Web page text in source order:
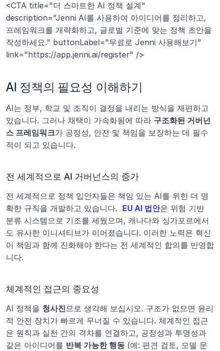
<CTA title="더 스마트한 AI 정책 설계"
description="Jenni AI를 사용하여 아이디어를 정리하고,
프레임워크를 개략화하고, 글로벌 기준에 맞는 정책 초안을
작성하세요." buttonLabel="무료로 Jenni 사용해보기"
link="https://app.jenni.ai/register" />
AI 정책의 필요성 이해하기
AI는 정부, 학교 및 조직이 결정을 내리는 방식을 재편하고
있습니다. 그러나 채택이 가속화됨에 따라 구조화된 거버넌
스 프레임워크가 공정성, 안전 및 책임을 보장하는 데 필수
적이 되고 있습니다.
전 세계적으로 AI 거버넌스의 증가
전 세계적으로 정책 입안자들은 책임 있는 AI를 위한 더 명
확한 규칙을 개발하고 있습니다. EU AI 법안은 위험 기반
분류 시스템으로 기조를 세웠으며, 캐나다와 싱가포르에서
도 유사한 이니셔티브가 이어졌습니다. 이러한 노력은 혁신
이 책임과 함께 진화해야 한다는 전 세계적인 합의를 반영합
니다.
체계적인 접근의 중요성
AI 정책을 청사진으로 생각해 보십시오. 구조가 없으면 윤리
적 안전 장치가 빠르게 무너질 수 있습니다. 체계적인 접근
은 원칙과 실천 간의 격차를 연결하고, 공정성과 투명성과
같은 아이디어를 반복 가능한 행동 (예: 편견 검토, 모델 문